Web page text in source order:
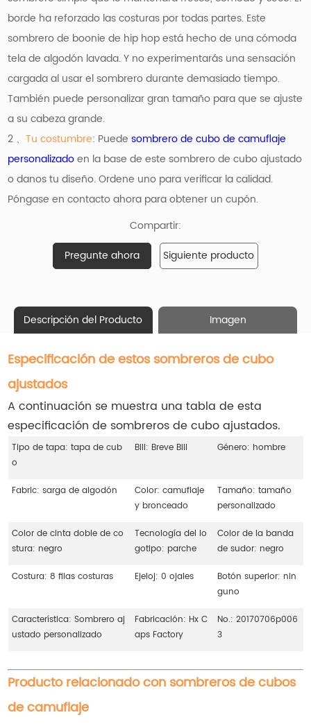
borde ha reforzado las costuras por todas partes. Este
sombrero de boonie de hip hop está hecho de una cómoda
tela de algodón lavada. Y no experimentarás una sensación
cargada al usar el sombrero durante demasiado tiempo.
También puede personalizar gran tamaño para que se ajuste
a su cabeza grande.
2 、Tu costumbre: Puedesombrero de cubo de camuflaje
personalizadoen la base de este sombrero de cubo ajustado
o danos tu diseño. Ordene uno para verificar la calidad.
Póngase en contacto ahora para obtener un cupón.
Compartir:
Pregunte ahora
Siguiente producto
Descripción del Producto Imagen
Especificación de estos sombreros de cubo
ajustados
A continuación se muestra una tabla de esta
especificación de sombreros de cubo ajustados.
Tipo de tapa: tapa de cub
o
Bill: Breve Bill Género: hombre
Fabric: sarga de algodón
Color: camuflaje
y bronceado
Tamaño: tamaño
personalizado
Color de cinta doble de co
stura: negro
Tecnología del lo
gotipo: parche
Color de la banda
de sudor: negro
Costura: 8 filas costuras Ejeloj: 0 ojales
Botón superior: nin
guno
Característica: Sombrero aj
ustado personalizado
Fabricación: Hx C
aps Factory
No.: 20170706p006
3
Producto relacionado con sombreros de cubos
de camuflaje